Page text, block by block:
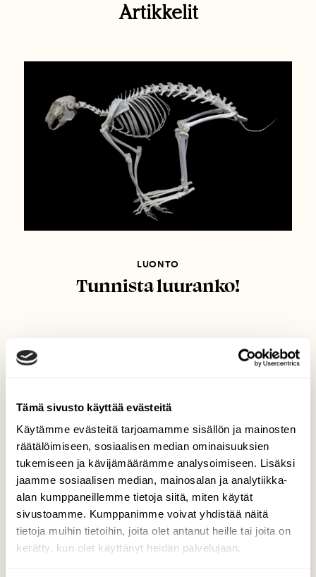
Tämä sivusto käyttää evästeitä
Käytämme evästeitä tarjoamamme sisällön ja mainosten
räätälöimiseen, sosiaalisen median ominaisuuksien
tukemiseen ja kävijämäärämme analysoimiseen. Lisäksi
jaamme sosiaalisen median, mainosalan ja analytiikka-
alan kumppaneillemme tietoja siitä, miten käytät
sivustoamme. Kumppanimme voivat yhdistää näitä
tietoja muihin tietoihin, joita olet antanut heille tai joita on
kerätty, kun olet käyttänyt heidän palvelujaan.
Artikkelit
LUONTO
Tunnista luuranko!
LINNUT